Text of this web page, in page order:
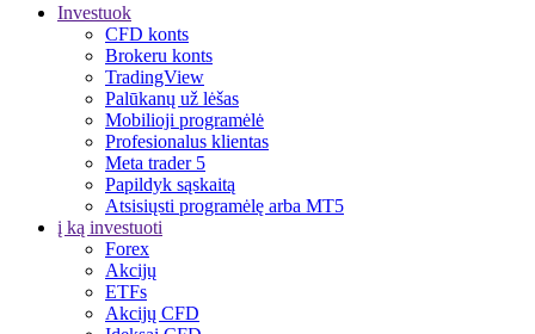
Investuok
CFD konts
Brokeru konts
TradingView
Palūkanų už lėšas
Mobilioji programėlė
Profesionalus klientas
Meta trader 5
Papildyk sąskaitą
Atsisiųsti programėlę arba MT5
į ką investuoti
Forex
Akcijų
ETFs
Akcijų CFD